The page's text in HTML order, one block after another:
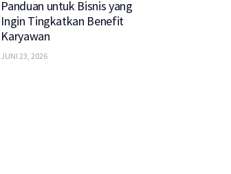
Panduan untuk Bisnis yang
Ingin Tingkatkan Benefit
Karyawan
JUNI 23, 2026